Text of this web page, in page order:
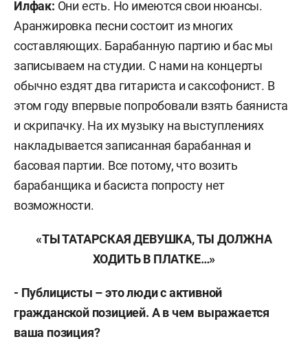
Илфак: Они есть. Но имеются свои нюансы.
Аранжировка песни состоит из многих
составляющих. Барабанную партию и бас мы
записываем на студии. С нами на концерты
обычно ездят два гитариста и саксофонист. В
этом году впервые попробовали взять баяниста
и скрипачку. На их музыку на выступлениях
накладывается записанная барабанная и
басовая партии. Все потому, что возить
барабанщика и басиста попросту нет
возможности.
«ТЫ ТАТАРСКАЯ ДЕВУШКА, ТЫ ДОЛЖНА
ХОДИТЬ В ПЛАТКЕ…»
- Публицисты – это люди с активной
гражданской позицией. А в чем выражается
ваша позиция?